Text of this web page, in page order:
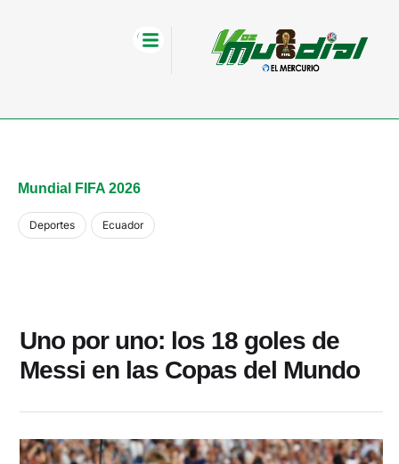
Mundial FIFA 2026
Deportes Ecuador
Uno por uno: los 18 goles de
Messi en las Copas del Mundo